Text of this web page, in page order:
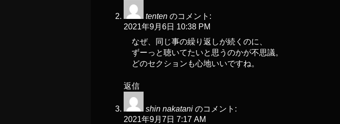
tenten のコメント:
2021年9月6日 10:38 PM
なぜ、同じ事の繰り返しが続くのに、
ずーっと聴いてたいと思うのかが不思議。
どのセクションも心地いいですね。
返信
shin nakatani のコメント:
2021年9月7日 7:17 AM